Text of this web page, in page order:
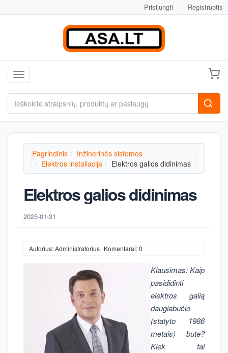
Prisijungti Registruotis
Toggle navigation
Pagrindinis
Inžinerinės sistemos
Elektros instaliacija
Elektros galios didinimas
Elektros galios didinimas
2025-01-31
Autorius: Administratorius Komentarai: 0
Klausimas: Kaip
pasididinti
elektros galią
daugiabučio
(statyto 1986
metais) bute?
Kiek tai